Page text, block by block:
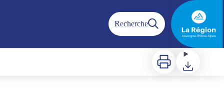
Recherche
Imprimer Télécharger